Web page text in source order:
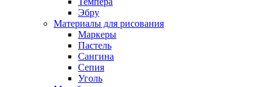
Эбру
Материалы для рисования
Маркеры
Пастель
Сангина
Сепия
Уголь